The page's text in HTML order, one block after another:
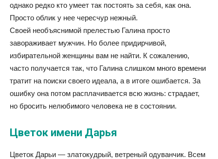
однако редко кто умеет так постоять за себя, как она.
Просто облик у нее чересчур нежный.
Своей необъяснимой прелестью Галина просто
завораживает мужчин. Но более придирчивой,
избирательной женщины вам не найти. К сожалению,
часто получается так, что Галина слишком много времени
тратит на поиски своего идеала, а в итоге ошибается. За
ошибку она потом расплачивается всю жизнь: страдает,
но бросить нелюбимого человека не в состоянии.
Цветок имени Дарья
Цветок Дарьи — златокудрый, ветреный одуванчик. Всем